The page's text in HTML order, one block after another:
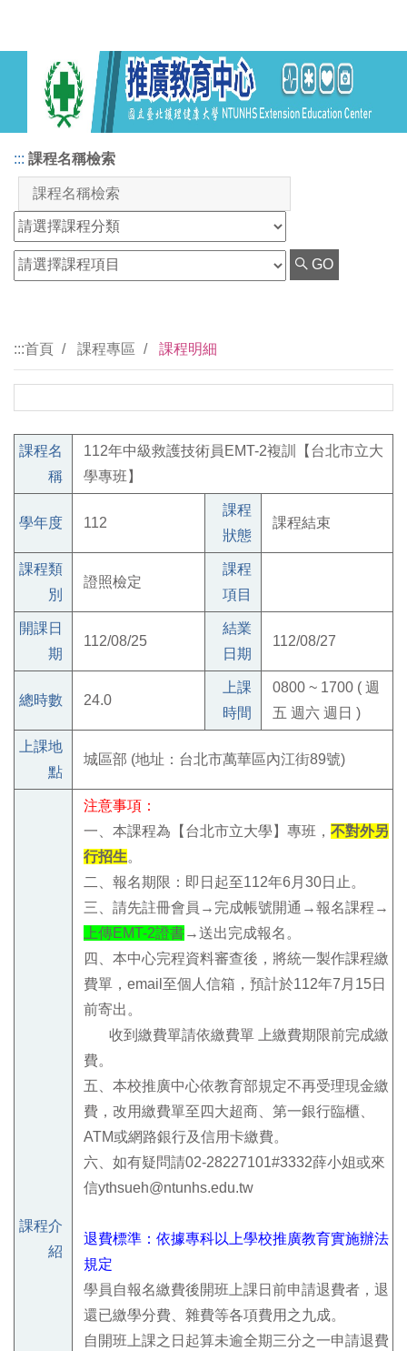
::: 課程名稱檢索
GO
:::首頁 課程專區 課程明細
課程名
稱
112年中級救護技術員EMT-2複訓【台北市立大
學專班】
學年度 112
課程
狀態
課程結束
課程類
別
證照檢定
課程
項目
開課日
期
112/08/25
結業
日期
112/08/27
總時數 24.0
上課
時間
0800 ~ 1700 ( 週
五 週六 週日 )
上課地
點
城區部 (地址：台北市萬華區內江街89號)
課程介
紹
注意事項：
一、本課程為【台北市立大學】專班， 不對外另
行招生。
二、報名期限：即日起至112年6月30日止。
三、請先註冊會員→完成帳號開通→報名課程→
上傳EMT-2證書→送出完成報名。
四、本中心完程資料審查後，將統一製作課程繳
費單，email至個人信箱，預計於112年7月15日
前寄出。
收到繳費單請依繳費單 上繳費期限前完成繳
費。
五、本校推廣中心依教育部規定不再受理現金繳
費，改用繳費單至四大超商、第一銀行臨櫃、
ATM或網路銀行及信用卡繳費。
六、如有疑問請02-28227101#3332薛小姐或來
信ythsueh@ntunhs.edu.tw
退費標準 ： 依據專科以上學校推廣教育實施辦法
規定
學員自報名繳費後開班上課日前申請退費者，退
還已繳學分費、雜費等各項費用之九成。
自開班上課之日起算未逾全期三分之一申請退費